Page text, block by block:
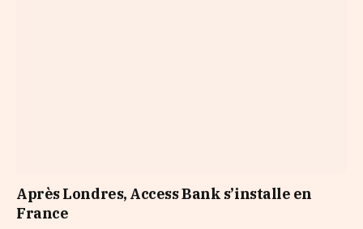
Après Londres, Access Bank s’installe en
France